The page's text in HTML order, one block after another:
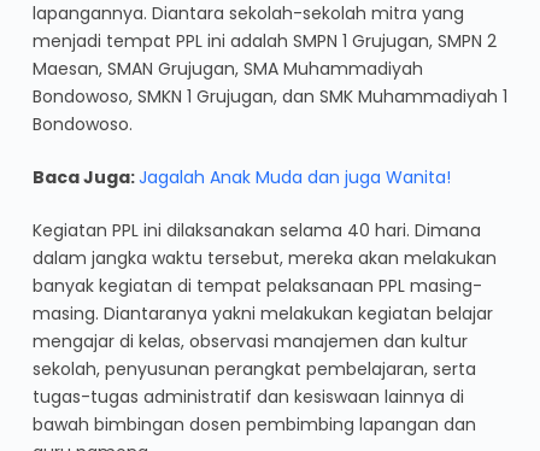
lapangannya. Diantara sekolah-sekolah mitra yang
menjadi tempat PPL ini adalah SMPN 1 Grujugan, SMPN 2
Maesan, SMAN Grujugan, SMA Muhammadiyah
Bondowoso, SMKN 1 Grujugan, dan SMK Muhammadiyah 1
Bondowoso.
Baca Juga:Jagalah Anak Muda dan juga Wanita!
Kegiatan PPL ini dilaksanakan selama 40 hari. Dimana
dalam jangka waktu tersebut, mereka akan melakukan
banyak kegiatan di tempat pelaksanaan PPL masing-
masing. Diantaranya yakni melakukan kegiatan belajar
mengajar di kelas, observasi manajemen dan kultur
sekolah, penyusunan perangkat pembelajaran, serta
tugas-tugas administratif dan kesiswaan lainnya di
bawah bimbingan dosen pembimbing lapangan dan